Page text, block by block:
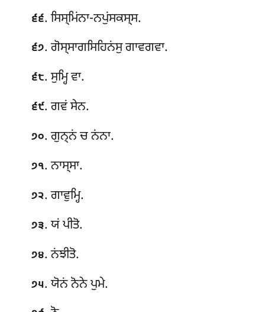
੬੬. ਸਿਸ੍ਮਿਂਨਾ-ਨਪੁਂਸਕਸ੍ਸ.
੬੭. ਗੋਸ੍ਸਾਗਸਿਹਿਨਂਸੁ ਗਾਵਗਵਾ.
੬੮. ਸੁਮ੍ਹਿ ਵਾ.
੬੯. ਗਵਂ ਸੇਨ.
੭੦. ਗੁਨ੍ਨਂ ਚ ਨਂਨਾ.
੭੧. ਨਾਸ੍ਸਾ.
੭੨. ਗਾਵੁਮ੍ਹਿ.
੭੩. ਯਂ ਪੀਤੋ.
੭੪. ਨਂਝੀਤੋ.
੭੫. ਯੋਨਂ ਨੋਨੇ ਪੁਮੇ.